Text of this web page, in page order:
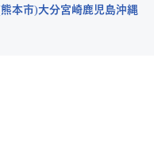
熊本市 大分宮崎鹿児島沖縄